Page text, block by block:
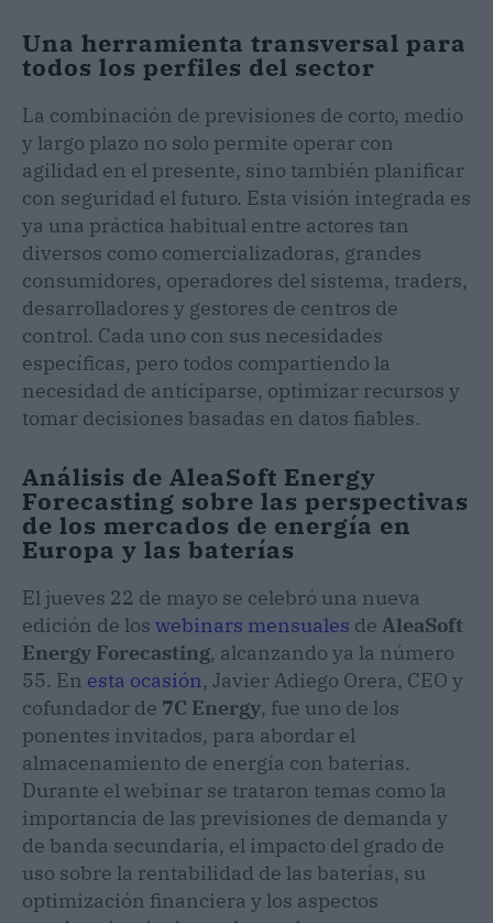
Una herramienta transversal para
todos los perfiles del sector
La combinación de previsiones de corto, medio
y largo plazo no solo permite operar con
agilidad en el presente, sino también planificar
con seguridad el futuro. Esta visión integrada es
ya una práctica habitual entre actores tan
diversos como comercializadoras, grandes
consumidores, operadores del sistema, traders,
desarrolladores y gestores de centros de
control. Cada uno con sus necesidades
específicas, pero todos compartiendo la
necesidad de anticiparse, optimizar recursos y
tomar decisiones basadas en datos fiables.
Análisis de AleaSoft Energy
Forecasting sobre las perspectivas
de los mercados de energía en
Europa y las baterías
El jueves 22 de mayo se celebró una nueva
edición de los webinars mensuales de AleaSoft
Energy Forecasting, alcanzando ya la número
55. En esta ocasión, Javier Adiego Orera, CEO y
cofundador de 7C Energy, fue uno de los
ponentes invitados, para abordar el
almacenamiento de energía con baterías.
Durante el webinar se trataron temas como la
importancia de las previsiones de demanda y
de banda secundaria, el impacto del grado de
uso sobre la rentabilidad de las baterías, su
optimización financiera y los aspectos